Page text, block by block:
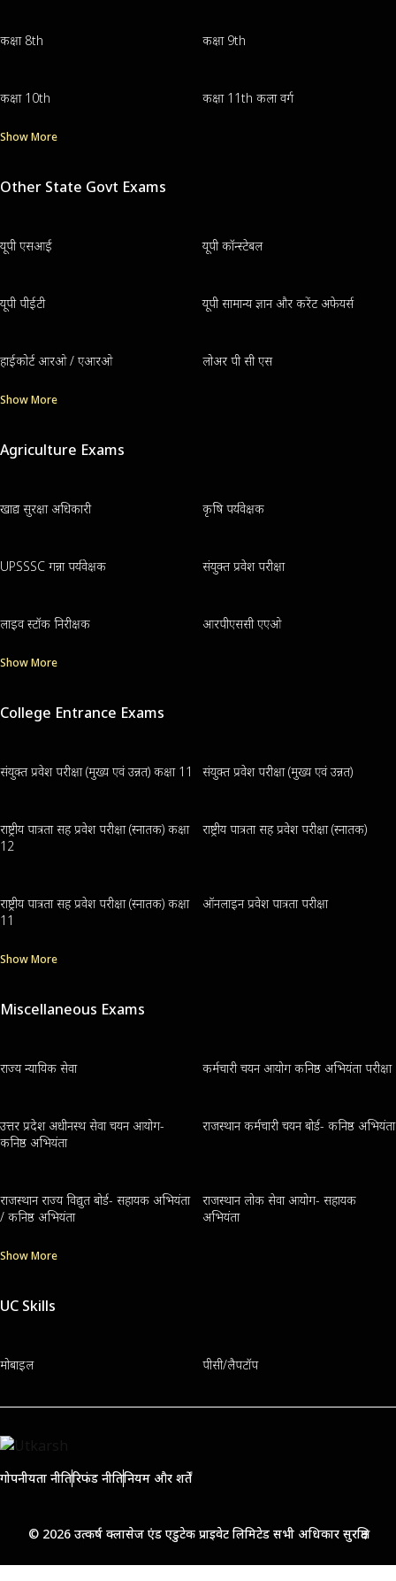
कक्षा 8th कक्षा 9th
कक्षा 10th कक्षा 11th कला वर्ग
Show More
Other State Govt Exams
यूपी एसआई यूपी कॉन्स्टेबल
यूपी पीईटी यूपी सामान्य ज्ञान और करेंट अफेयर्स
हाईकोर्ट आरओ / एआरओ लोअर पी सी एस
Show More
Agriculture Exams
खाद्य सुरक्षा अधिकारी कृषि पर्यवेक्षक
UPSSSC गन्ना पर्यवेक्षक संयुक्त प्रवेश परीक्षा
लाइव स्टॉक निरीक्षक आरपीएससी एएओ
Show More
College Entrance Exams
संयुक्त प्रवेश परीक्षा (मुख्य एवं उन्नत) कक्षा 11 संयुक्त प्रवेश परीक्षा (मुख्य एवं उन्नत)
राष्ट्रीय पात्रता सह प्रवेश परीक्षा (स्नातक) कक्षा
12
राष्ट्रीय पात्रता सह प्रवेश परीक्षा (स्नातक)
राष्ट्रीय पात्रता सह प्रवेश परीक्षा (स्नातक) कक्षा
11
ऑनलाइन प्रवेश पात्रता परीक्षा
Show More
Miscellaneous Exams
राज्य न्यायिक सेवा कर्मचारी चयन आयोग कनिष्ठ अभियंता परीक्षा
उत्तर प्रदेश अधीनस्थ सेवा चयन आयोग-
कनिष्ठ अभियंता
राजस्थान कर्मचारी चयन बोर्ड- कनिष्ठ अभियंता
राजस्थान राज्य विद्युत बोर्ड- सहायक अभियंता
/ कनिष्ठ अभियंता
राजस्थान लोक सेवा आयोग- सहायक
अभियंता
Show More
UC Skills
मोबाइल पीसी/लैपटॉप
गोपनीयता नीतिरिफंड नीतिनियम और शर्तें
© 2026 उत्कर्ष क्लासेज एंड एडुटेक प्राइवेट लिमिटेड सभी अधिकार सुरक्षित